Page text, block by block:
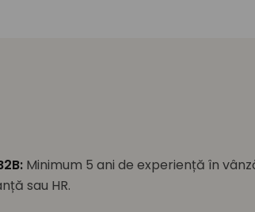
: Minimum 5 ani de experiență în
sau HR.